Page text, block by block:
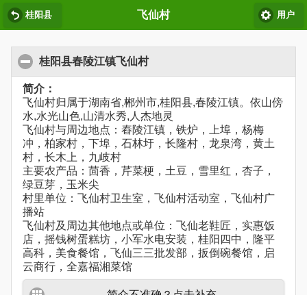
桂阳县 飞仙村 用户
桂阳县春陵江镇飞仙村
简介：
飞仙村归属于湖南省,郴州市,桂阳县,春陵江镇。依山傍
水,水光山色,山清水秀,人杰地灵
飞仙村与周边地点：舂陵江镇，铁炉，上埠，杨梅
冲，柏家村，下埠，石林圩，长隆村，龙泉湾，黄土
村，长木上，九岐村
主要农产品：茴香，芹菜梗，土豆，雪里红，杏子，
绿豆芽，玉米尖
村里单位：飞仙村卫生室，飞仙村活动室，飞仙村广
播站
飞仙村及周边其他地点或单位：飞仙老鞋匠，实惠饭
店，摇钱树蛋糕坊，小军水电安装，桂阳四中，隆平
高科，美食餐馆，飞仙三三批发部，扳倒碗餐馆，启
云商行，全嘉福湘菜馆